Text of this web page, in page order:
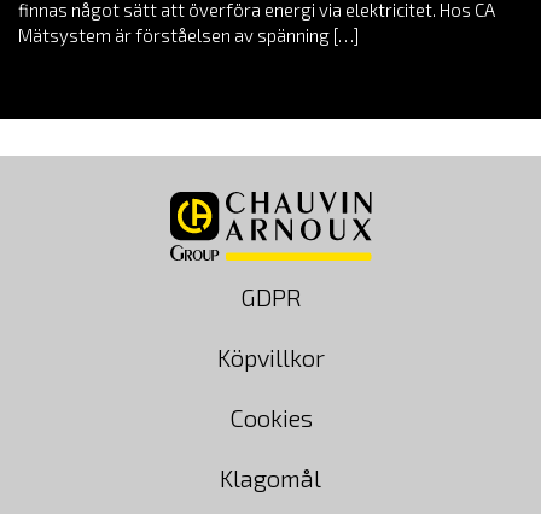
finnas något sätt att överföra energi via elektricitet. Hos CA
Mätsystem är förståelsen av spänning […]
GDPR
Köpvillkor
Cookies
Klagomål